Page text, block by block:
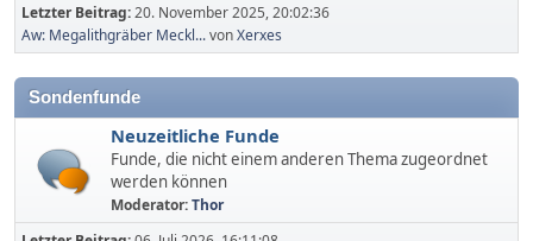
Letzter Beitrag:20. November 2025, 20:02:36
Aw: Megalithgräber Meckl...vonXerxes
Sondenfunde
Neuzeitliche Funde
Funde, die nicht einem anderen Thema zugeordnet
werden können
Moderator:Thor